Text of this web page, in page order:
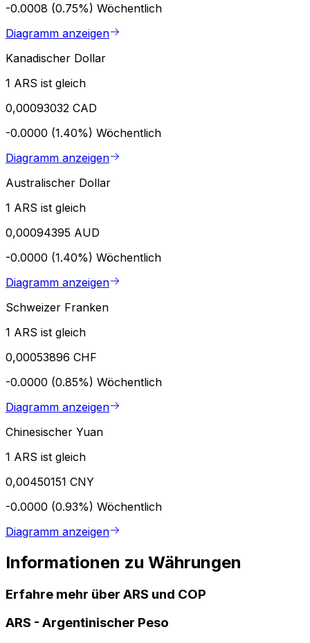
-0.0008 (0.75%) Wöchentlich
Diagramm anzeigen
Kanadischer Dollar
1 ARS ist gleich
0,00093032 CAD
-0.0000 (1.40%) Wöchentlich
Diagramm anzeigen
Australischer Dollar
1 ARS ist gleich
0,00094395 AUD
-0.0000 (1.40%) Wöchentlich
Diagramm anzeigen
Schweizer Franken
1 ARS ist gleich
0,00053896 CHF
-0.0000 (0.85%) Wöchentlich
Diagramm anzeigen
Chinesischer Yuan
1 ARS ist gleich
0,00450151 CNY
-0.0000 (0.93%) Wöchentlich
Diagramm anzeigen
Informationen zu Währungen
Erfahre mehr über ARS und COP
ARS - Argentinischer Peso